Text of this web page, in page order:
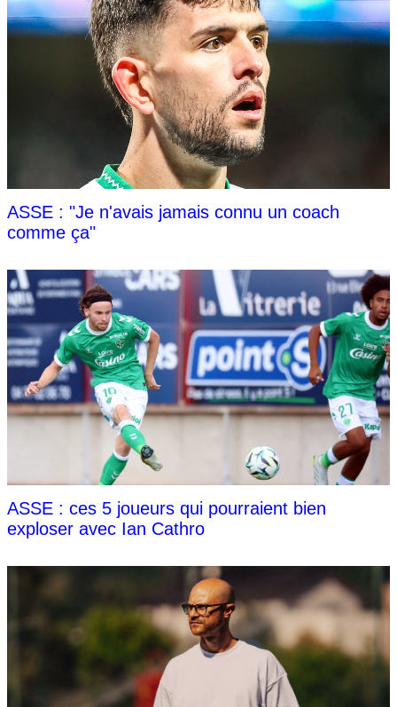
ASSE : "Je n'avais jamais connu un coach
comme ça"
ASSE : ces 5 joueurs qui pourraient bien
exploser avec Ian Cathro